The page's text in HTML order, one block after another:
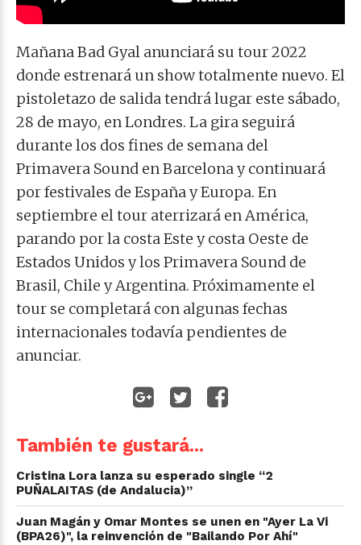
Mañana Bad Gyal anunciará su tour 2022
donde estrenará un show totalmente nuevo. El
pistoletazo de salida tendrá lugar este sábado,
28 de mayo, en Londres. La gira seguirá
durante los dos fines de semana del
Primavera Sound en Barcelona y continuará
por festivales de España y Europa. En
septiembre el tour aterrizará en América,
parando por la costa Este y costa Oeste de
Estados Unidos y los Primavera Sound de
Brasil, Chile y Argentina. Próximamente el
tour se completará con algunas fechas
internacionales todavía pendientes de
anunciar.
También te gustará...
Cristina Lora lanza su esperado single “2
PUÑALAITAS (de Andalucia)”
Juan Magán y Omar Montes se unen en "Ayer La Vi
(BPA26)", la reinvención de "Bailando Por Ahí"